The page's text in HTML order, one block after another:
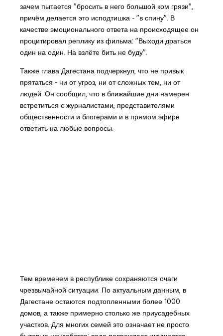
зачем пытается "бросить в него большой ком грязи",
причём делается это исподтишка - "в спину". В
качестве эмоционального ответа на происходящее он
процитировал реплику из фильма: "Выходи драться
один на один. На взлёте бить не буду".
Также глава Дагестана подчеркнул, что не привык
прятаться - ни от угроз, ни от сложных тем, ни от
людей. Он сообщил, что в ближайшие дни намерен
встретиться с журналистами, представителями
общественности и блогерами и в прямом эфире
ответить на любые вопросы.
Тем временем в республике сохраняются очаги
чрезвычайной ситуации. По актуальным данным, в
Дагестане остаются подтопленными более 1000
домов, а также примерно столько же приусадебных
участков. Для многих семей это означает не просто